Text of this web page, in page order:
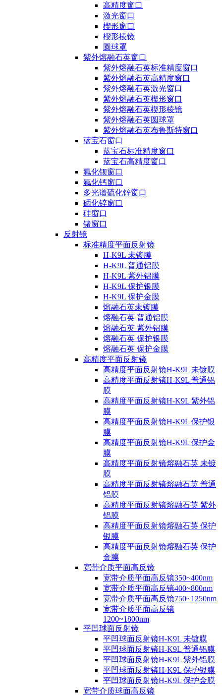
高精度窗口
激光窗口
楔形窗口
楔形棱镜
圆球罩
紫外熔融石英窗口
紫外熔融石英标准精度窗口
紫外熔融石英高精度窗口
紫外熔融石英激光窗口
紫外熔融石英楔形窗口
紫外熔融石英楔形棱镜
紫外熔融石英圆球罩
紫外熔融石英布鲁斯特窗口
蓝宝石窗口
蓝宝石标准精度窗口
蓝宝石高精度窗口
氟化钡窗口
氟化钙窗口
多光谱硫化锌窗口
硒化锌窗口
硅窗口
锗窗口
反射镜
标准精度平面反射镜
H-K9L 未镀膜
H-K9L 普通铝膜
H-K9L 紫外铝膜
H-K9L 保护银膜
H-K9L 保护金膜
熔融石英未镀膜
熔融石英 普通铝膜
熔融石英 紫外铝膜
熔融石英 保护银膜
熔融石英 保护金膜
高精度平面反射镜
高精度平面反射镜H-K9L 未镀膜
高精度平面反射镜H-K9L 普通铝
膜
高精度平面反射镜H-K9L 紫外铝
膜
高精度平面反射镜H-K9L 保护银
膜
高精度平面反射镜H-K9L 保护金
膜
高精度平面反射镜熔融石英 未镀
膜
高精度平面反射镜熔融石英 普通
铝膜
高精度平面反射镜熔融石英 紫外
铝膜
高精度平面反射镜熔融石英 保护
银膜
高精度平面反射镜熔融石英 保护
金膜
宽带介质平面高反镜
宽带介质平面高反镜350~400nm
宽带介质平面高反镜400~800nm
宽带介质平面高反镜750~1250nm
宽带介质平面高反镜
1200~1800nm
平凹球面反射镜
平凹球面反射镜H-K9L 未镀膜
平凹球面反射镜H-K9L 普通铝膜
平凹球面反射镜H-K9L 紫外铝膜
平凹球面反射镜H-K9L 保护银膜
平凹球面反射镜H-K9L 保护金膜
宽带介质球面高反镜